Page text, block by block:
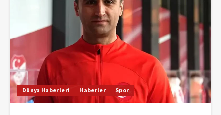
Dünya Haberleri Haberler Spor